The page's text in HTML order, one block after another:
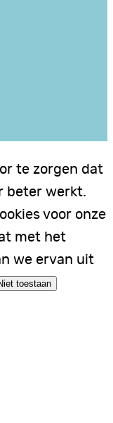
te zorgen dat
beter werkt.
voor onze
met het
we ervan uit
toestaan